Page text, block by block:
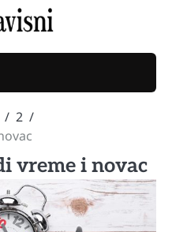
2
vreme i novac